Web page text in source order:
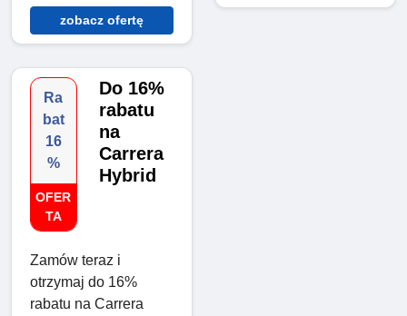
zobacz ofertę
Ra
bat
16
%
OFER
TA
Do 16%
rabatu
na
Carrera
Hybrid
Zamów teraz i
otrzymaj do 16%
rabatu na Carrera